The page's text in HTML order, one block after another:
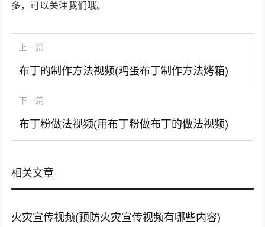
多，可以关注我们哦。
上一篇
布丁的制作方法视频(鸡蛋布丁制作方法烤箱)
下一篇
布丁粉做法视频(用布丁粉做布丁的做法视频)
相关文章
火灾宣传视频(预防火灾宣传视频有哪些内容)